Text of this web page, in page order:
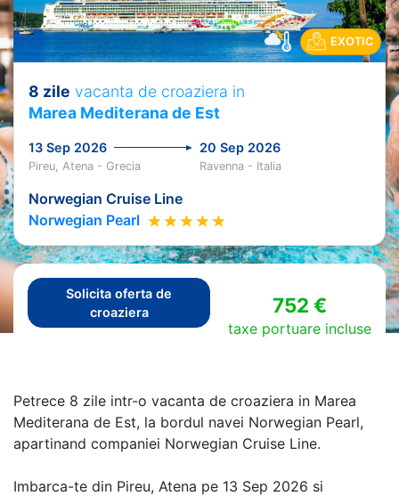
EXOTIC
8 zile vacanta de croaziera in
Marea Mediterana de Est
13 Sep 2026 20 Sep 2026
Pireu, Atena - Grecia Ravenna - Italia
Norwegian Cruise Line
Norwegian Pearl
Solicita oferta de
croaziera
752 €
taxe portuare incluse
Petrece 8 zile intr-o vacanta de croaziera in Marea
Mediterana de Est, la bordul navei Norwegian Pearl,
apartinand companiei Norwegian Cruise Line.
Imbarca-te din Pireu, Atena pe 13 Sep 2026 si